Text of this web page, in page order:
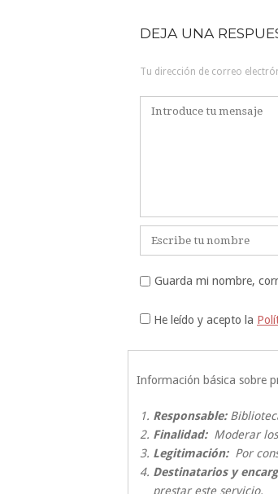
la
entrada
DEJA UNA
Tu dirección de correo
Comentario
Nombre
*
Guarda mi nombre,
He leído y acepto la
Información básica sobre
Responsable:
Finalidad:Moderar los
Legitimación:Por
Destinatarios y
prestar este servicio.